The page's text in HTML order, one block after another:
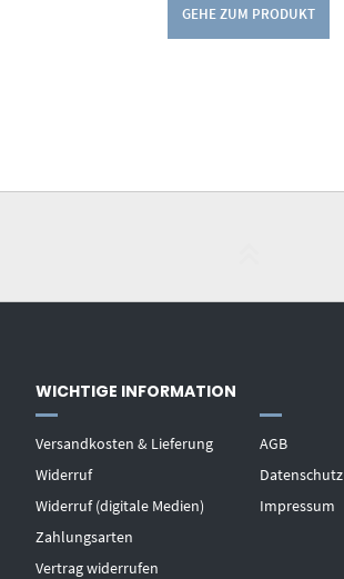
GEHE ZUM PRODUKT
WICHTIGE INFORMATION
Versandkosten & Lieferung
Widerruf
Widerruf (digitale Medien)
Zahlungsarten
Vertrag widerrufen
AGB
Datenschutz
Impressum